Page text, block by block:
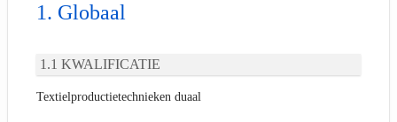
Globaal
KWALIFICATIE
Textielproductietechnieken duaal